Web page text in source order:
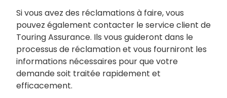
Si vous avez des réclamations à faire, vous
pouvez également contacter le service client de
Touring Assurance. Ils vous guideront dans le
processus de réclamation et vous fourniront les
informations nécessaires pour que votre
demande soit traitée rapidement et
efficacement.